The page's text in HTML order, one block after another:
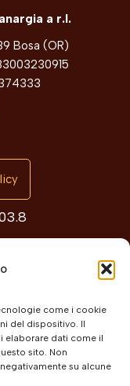
come i cookie
del dispositivo. Il
elaborare dati come il
sito. Non
su alcune
a r.l.
Bosa (OR)
MHz